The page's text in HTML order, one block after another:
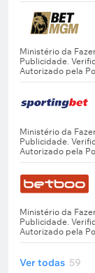
Ver todas 59